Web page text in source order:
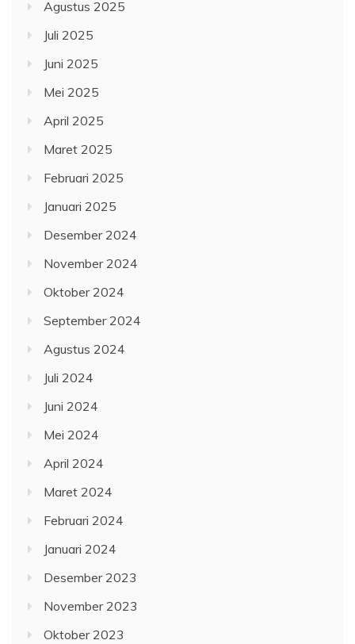
Agustus 2025
Juli 2025
Juni 2025
Mei 2025
April 2025
Maret 2025
Februari 2025
Januari 2025
Desember 2024
November 2024
Oktober 2024
September 2024
Agustus 2024
Juli 2024
Juni 2024
Mei 2024
April 2024
Maret 2024
Februari 2024
Januari 2024
Desember 2023
November 2023
Oktober 2023